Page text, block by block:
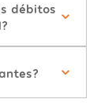
débitos